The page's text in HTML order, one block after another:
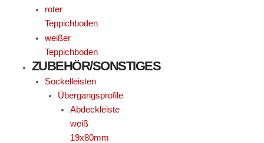
roter
Teppichboden
weißer
Teppichboden
ZUBEHÖR/SONSTIGES
Sockelleisten
Übergangsprofile
Abdeckleiste
weiß
19x80mm